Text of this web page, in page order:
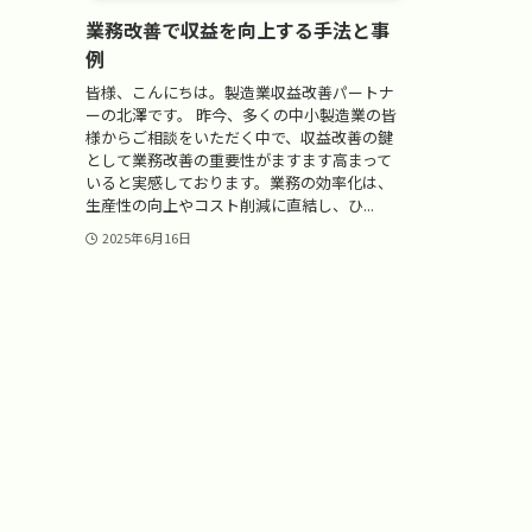
業務改善で収益を向上する手法と事
例
皆様、こんにちは。製造業収益改善パートナ
ーの北澤です。 昨今、多くの中小製造業の皆
様からご相談をいただく中で、収益改善の鍵
として業務改善の重要性がますます高まって
いると実感しております。業務の効率化は、
生産性の向上やコスト削減に直結し、ひ...
2025年6月16日